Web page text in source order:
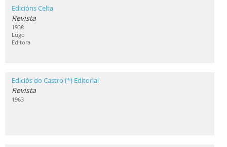
Edicións Celta
Revista
1938
Lugo
Editora
Ediciós do Castro (*) Editorial
Revista
1963